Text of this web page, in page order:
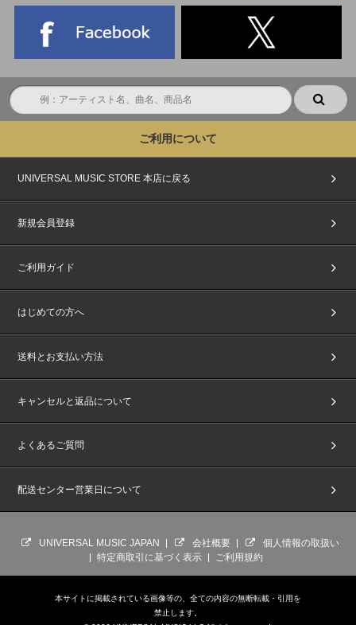
ご利用について
UNIVERSAL MUSIC STORE 本店に戻る
新規会員登録
ご利用ガイド
はじめての方へ
送料とお支払い方法
キャンセルと返品について
よくあるご質問
配送センター営業日について
UNIVERSAL MUSIC JAPAN 会社概要
個人情報の取扱い
特定商取引に基づく表示
ご利用規約
本サイトに掲載されている画像等の、全ての内容の無断転載・引用を
禁止します。